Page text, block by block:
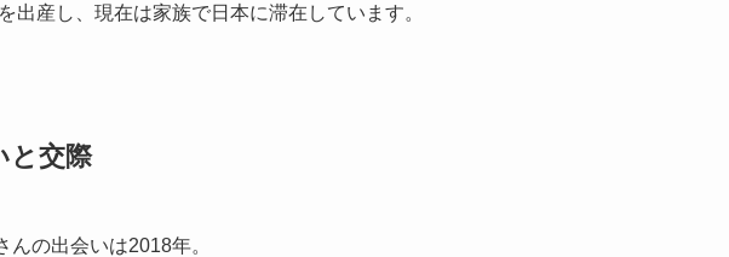
出産し、現在は家族で日本に滞在しています。
と交際
の出会いは2018年。